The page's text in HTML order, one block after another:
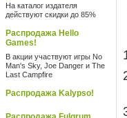
На каталог издателя
действуют скидки до 85%
Распродажа Hello
Games!
В акции участвуют игры No
Man's Sky, Joe Danger и The
Last Campfire
Распродажа Kalypso!